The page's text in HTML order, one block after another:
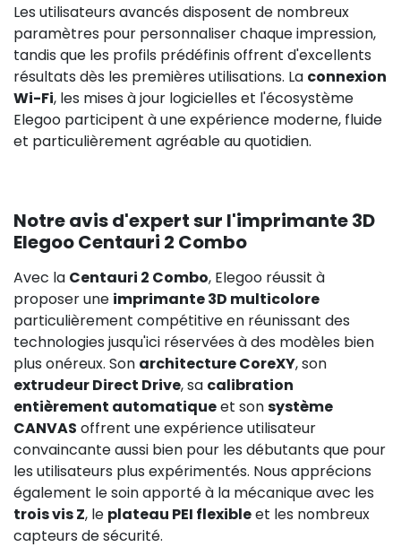
Les utilisateurs avancés disposent de nombreux
paramètres pour personnaliser chaque impression,
tandis que les profils prédéfinis offrent d'excellents
résultats dès les premières utilisations. La connexion
Wi-Fi, les mises à jour logicielles et l'écosystème
Elegoo participent à une expérience moderne, fluide
et particulièrement agréable au quotidien.
Notre avis d'expert sur l'imprimante 3D
Elegoo Centauri 2 Combo
Avec la Centauri 2 Combo, Elegoo réussit à
proposer une imprimante 3D multicolore
particulièrement compétitive en réunissant des
technologies jusqu'ici réservées à des modèles bien
plus onéreux. Son architecture CoreXY, son
extrudeur Direct Drive, sa calibration
entièrement automatiqueet sonsystème
CANVAS offrent une expérience utilisateur
convaincante aussi bien pour les débutants que pour
les utilisateurs plus expérimentés. Nous apprécions
également le soin apporté à la mécanique avec les
trois vis Z, le plateau PEI flexibleet les nombreux
capteurs de sécurité.